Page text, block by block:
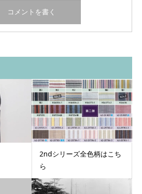
2ndシリーズ全色柄はこち
ら